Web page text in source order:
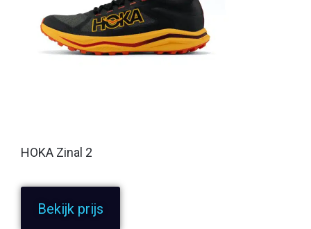
HOKA Zinal 2
Bekijk prijs